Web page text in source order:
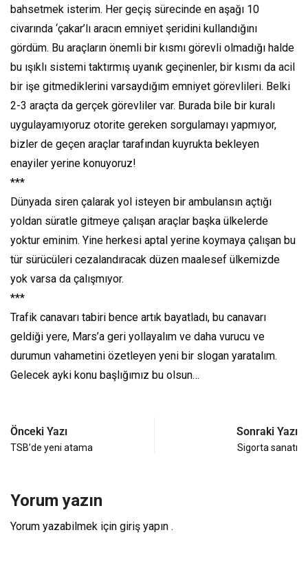
bahsetmek isterim. Her geçiş sürecinde en aşağı 10
civarında ‘çakar’lı aracın emniyet şeridini kullandığını
gördüm. Bu araçların önemli bir kısmı görevli olmadığı halde
bu ışıklı sistemi taktırmış uyanık geçinenler, bir kısmı da acil
bir işe gitmediklerini varsaydığım emniyet görevlileri. Belki
2-3 araçta da gerçek görevliler var. Burada bile bir kuralı
uygulayamıyoruz otorite gereken sorgulamayı yapmıyor,
bizler de geçen araçlar tarafından kuyrukta bekleyen
enayiler yerine konuyoruz!
***
Dünyada siren çalarak yol isteyen bir ambulansın açtığı
yoldan süratle gitmeye çalışan araçlar başka ülkelerde
yoktur eminim. Yine herkesi aptal yerine koymaya çalışan bu
tür sürücüleri cezalandıracak düzen maalesef ülkemizde
yok varsa da çalışmıyor.
***
Trafik canavarı tabiri bence artık bayatladı, bu canavarı
geldiği yere, Mars’a geri yollayalım ve daha vurucu ve
durumun vahametini özetleyen yeni bir slogan yaratalım.
Gelecek ayki konu başlığımız bu olsun…
Önceki Yazı
TSB’de yeni atama
Sonraki Yazı
Sigorta sanatı
Yorum yazın
Yorum yazabilmek için giriş yapın .